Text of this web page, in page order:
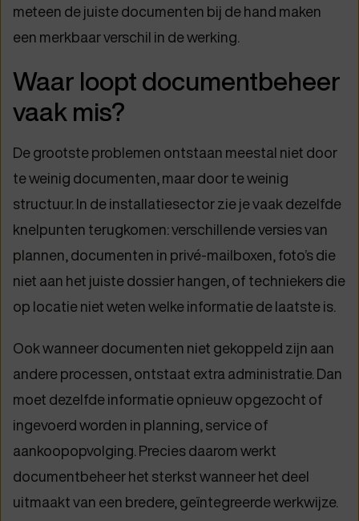
meteen de juiste documenten bij de hand maken
een merkbaar verschil in de werking.
Waar loopt documentbeheer
vaak mis?
De grootste problemen ontstaan meestal niet door
te weinig documenten, maar door te weinig
structuur. In de installatiesector zie je vaak dezelfde
knelpunten terugkomen: verschillende versies van
plannen, documenten in privé-mailboxen, foto’s die
niet aan het juiste dossier hangen, of techniekers die
op locatie niet weten welke informatie de laatste is.
Ook wanneer documenten niet gekoppeld zijn aan
andere processen, ontstaat extra administratie. Dan
moet dezelfde informatie opnieuw opgezocht of
ingevoerd worden in planning, service of
aankoopopvolging. Precies daarom werkt
documentbeheer het sterkst wanneer het deel
uitmaakt van een bredere, geïntegreerde werkwijze.